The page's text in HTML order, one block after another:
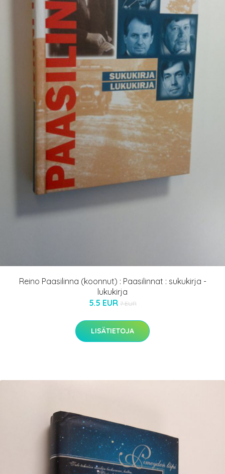
Reino Paasilinna (koonnut) : Paasilinnat : sukukirja -
lukukirja
5.5 EUR 7 EUR
LISÄTIETOJA